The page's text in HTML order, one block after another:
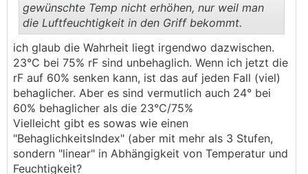
..
gewünschte Temp nicht erhöhen, nur weil man
die Luftfeuchtigkeit in den Griff bekommt.
ich glaub die Wahrheit liegt irgendwo dazwischen.
23°C bei 75% rF sind unbehaglich. Wenn ich jetzt die
rF auf 60% senken kann, ist das auf jeden Fall (viel)
behaglicher. Aber es sind vermutlich auch 24° bei
60% behaglicher als die 23°C/75%
Vielleicht gibt es sowas wie einen
"BehaglichkeitsIndex" (aber mit mehr als 3 Stufen,
sondern "linear" in Abhängigkeit von Temperatur und
Feuchtigkeit?